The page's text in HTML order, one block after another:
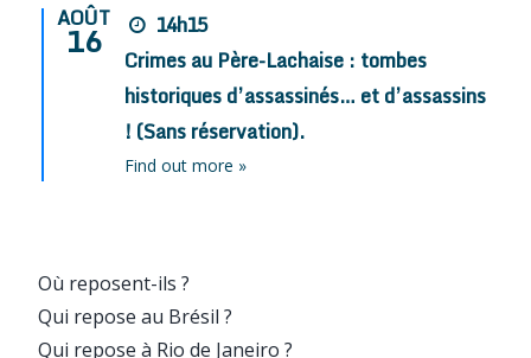
Où reposent-ils ?
Qui repose au Brésil ?
Qui repose à Rio de Janeiro ?
AOÛT
16
14h15
Crimes au Père-Lachaise : tombes
historiques d’assassinés… et d’assassins
! (Sans réservation).
Find out more »